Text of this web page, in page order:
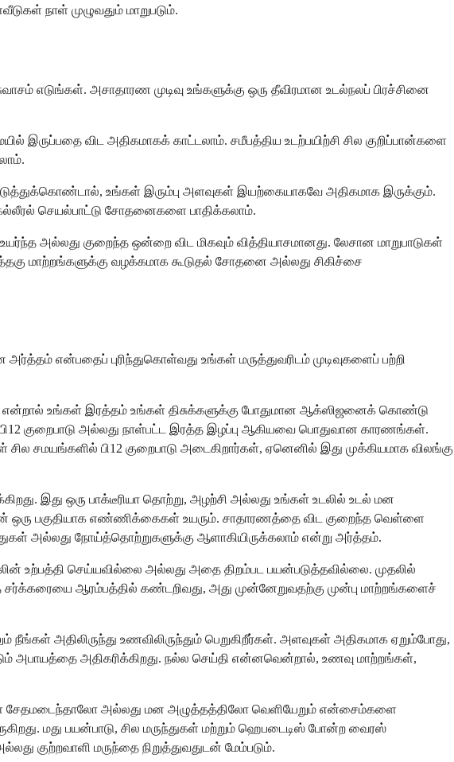
நாள் முழுவதும் மாறுபடும்.
எடுங்கள். அசாதாரண முடிவு உங்களுக்கு ஒரு தீவிரமான உடல்நலப் பிரச்சினை
இருப்பதை விட அதிகமாகக் காட்டலாம். சமீபத்திய உடற்பயிற்சி சில குறிப்பான்களை
உங்கள் இரும்பு அளவுகள் இயற்கையாகவே அதிகமாக இருக்கும்.
செயல்பாட்டு சோதனைகளை பாதிக்கலாம்.
அல்லது குறைந்த ஒன்றை விட மிகவும் வித்தியாசமானது. லேசான மாறுபாடுகள்
மாற்றங்களுக்கு வழக்கமாக கூடுதல் சோதனை அல்லது சிகிச்சை
என்பதைப் புரிந்துகொள்வது உங்கள் மருத்துவரிடம் முடிவுகளைப் பற்றி
உங்கள் இரத்தம் உங்கள் திசுக்களுக்கு போதுமான ஆக்ஸிஜனைக் கொண்டு
குறைபாடு அல்லது நாள்பட்ட இரத்த இழப்பு ஆகியவை பொதுவான காரணங்கள்.
சமயங்களில் பி12 குறைபாடு அடைகிறார்கள், ஏனெனில் இது முக்கியமாக விலங்கு
இது ஒரு பாக்டீரியா தொற்று, அழற்சி அல்லது உங்கள் உடலில் உடல் மன
ஒரு பகுதியாக எண்ணிக்கைகள் உயரும். சாதாரணத்தை விட குறைந்த வெள்ளை
அல்லது நோய்த்தொற்றுகளுக்கு ஆளாகியிருக்கலாம் என்று அர்த்தம்.
உற்பத்தி செய்யவில்லை அல்லது அதை திறம்பட பயன்படுத்தவில்லை. முதலில்
ஆரம்பத்தில் கண்டறிவது, அது முன்னேறுவதற்கு முன்பு மாற்றங்களைச்
அதிலிருந்து உணவிலிருந்தும் பெறுகிறீர்கள். அளவுகள் அதிகமாக ஏறும்போது,
அபாயத்தை அதிகரிக்கிறது. நல்ல செய்தி என்னவென்றால், உணவு மாற்றங்கள்,
அல்லது மன அழுத்தத்திலோ வெளியேறும் என்சைம்களை
மது பயன்பாடு, சில மருந்துகள் மற்றும் ஹெபடைடிஸ் போன்ற வைரஸ்
மருந்தை நிறுத்துவதுடன் மேம்படும்.